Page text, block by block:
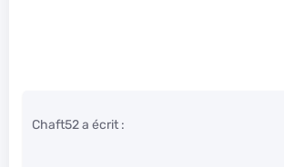
Chaft52 a écrit :